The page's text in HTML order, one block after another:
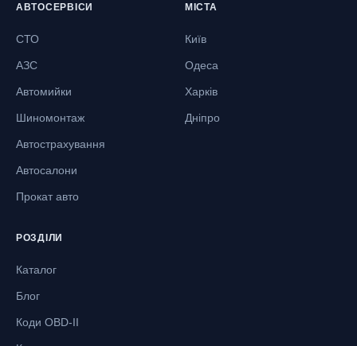
АВТОСЕРВІСИ
СТО
АЗС
Автомийки
Шиномонтаж
Автострахування
Автосалони
Прокат авто
МІСТА
Київ
Одеса
Харків
Дніпро
РОЗДІЛИ
Каталог
Блог
Коди OBD-II